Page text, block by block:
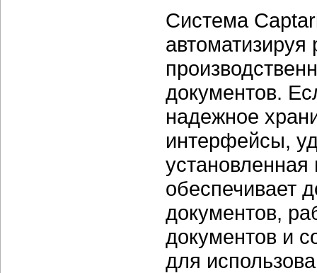
Система
документов.
надежное
интерфейсы,
обеспечивает
документов,
документов и
для